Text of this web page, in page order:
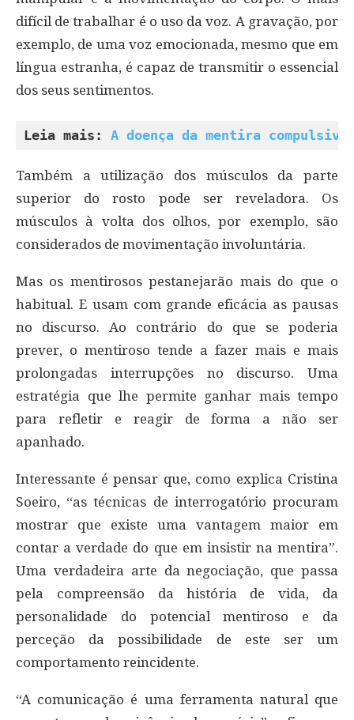
difícil de trabalhar é o uso da voz. A gravação, por
exemplo, de uma voz emocionada, mesmo que em
língua estranha, é capaz de transmitir o essencial
dos seus sentimentos.
Leia mais: A doença da mentira compulsiva
Também a utilização dos músculos da parte
superior do rosto pode ser reveladora. Os
músculos à volta dos olhos, por exemplo, são
considerados de movimentação involuntária.
Mas os mentirosos pestanejarão mais do que o
habitual. E usam com grande eficácia as pausas
no discurso. Ao contrário do que se poderia
prever, o mentiroso tende a fazer mais e mais
prolongadas interrupções no discurso. Uma
estratégia que lhe permite ganhar mais tempo
para refletir e reagir de forma a não ser
apanhado.
Interessante é pensar que, como explica Cristina
Soeiro, “as técnicas de interrogatório procuram
mostrar que existe uma vantagem maior em
contar a verdade do que em insistir na mentira”.
Uma verdadeira arte da negociação, que passa
pela compreensão da história de vida, da
personalidade do potencial mentiroso e da
perceção da possibilidade de este ser um
comportamento reincidente.
“A comunicação é uma ferramenta natural que